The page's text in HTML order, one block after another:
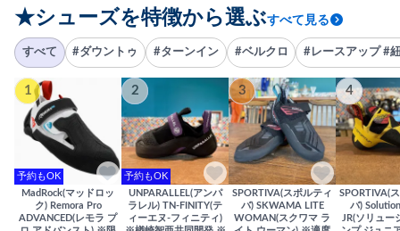
★シューズを特徴から選ぶすべて見る
すべて #ダウントゥ #ターンイン #ベルクロ #レースアップ #
1
予約もOK
MadRock(マッドロッ
ク) Remora Pro
ADVANCED(レモラ プ
2
予約もOK
UNPARALLEL(アンパ
ラレル) TN-FINITY(テ
ィーエヌ-フィニティ)
3
SPORTIVA(スポルティ
バ) SKWAMA LITE
WOMAN(スクワマ ラ
4
SPORTIVA(
バ)
JR(ソリュー